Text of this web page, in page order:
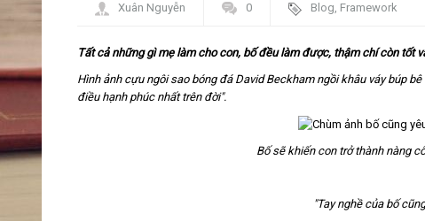
Xuân Nguyễn 0 Blog, Framework
Tất cả những gì mẹ làm cho con, bố đều làm được, thậm chí còn tốt
Hình ảnh cựu ngôi sao bóng đá David Beckham ngồi khâu váy búp
điều hạnh phúc nhất trên đời".
Bố sẽ khiến con trở thành nàng
"Tay nghề của bố